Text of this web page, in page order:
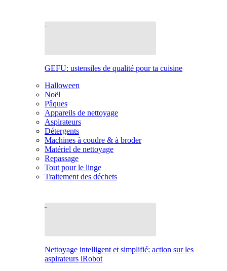
GEFU: ustensiles de qualité pour ta cuisine
Halloween
Noël
Pâques
Appareils de nettoyage
Aspirateurs
Détergents
Machines à coudre & à broder
Matériel de nettoyage
Repassage
Tout pour le linge
Traitement des déchets
Nettoyage intelligent et simplifié: action sur les
aspirateurs iRobot